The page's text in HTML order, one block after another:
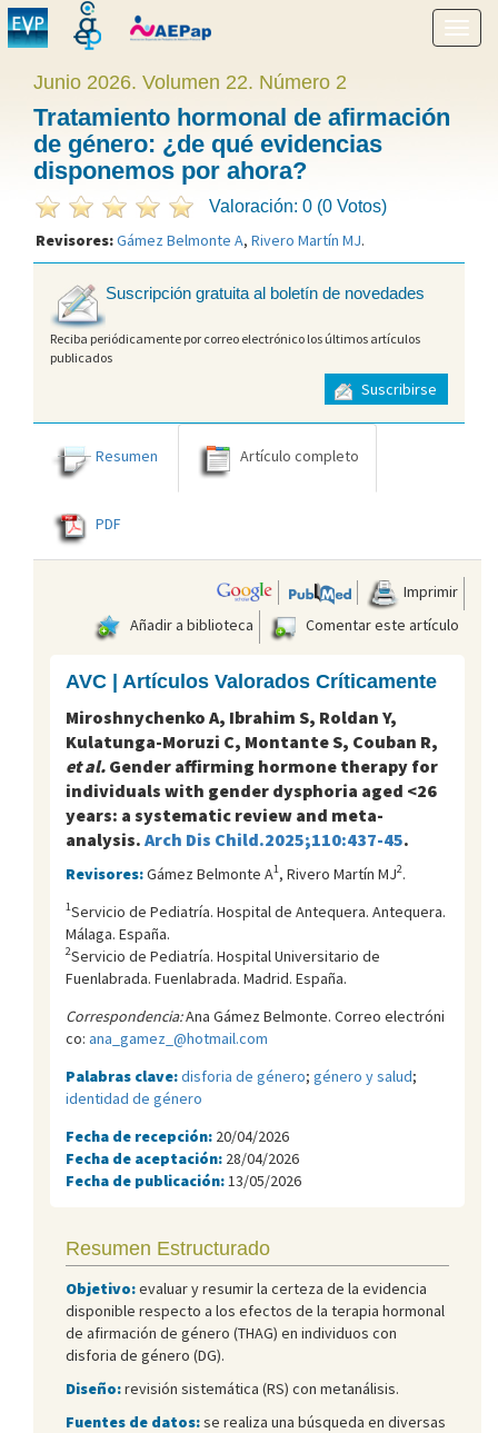
menú
Junio 2026. Volumen 22. Número 2
Tratamiento hormonal de afirmación
de género: ¿de qué evidencias
disponemos por ahora?
Valoración: 0 (0 Votos)
Revisores:Gámez Belmonte A, Rivero Martín MJ.
Suscripción gratuita al boletín de novedades
Reciba periódicamente por correo electrónico los últimos artículos
publicados
Suscribirse
Resumen Artículo completo
PDF
Imprimir
Añadir a biblioteca
Comentar este artículo
AVC | Artículos Valorados Críticamente
Miroshnychenko A, Ibrahim S, Roldan Y,
Kulatunga-Moruzi C, Montante S, Couban R,
et al. Gender affirming hormone therapy for
individuals with gender dysphoria aged <26
years: a systematic review and meta-
analysis. Arch Dis Child.2025;110:437-45.
Revisores:Gámez Belmonte A1, Rivero Martín MJ2.
1Servicio de Pediatría. Hospital de Antequera. Antequera.
Málaga. España.
2Servicio de Pediatría. Hospital Universitario de
Fuenlabrada. Fuenlabrada. Madrid. España.
Correspondencia:Ana Gámez Belmonte. Correo electróni
co: ana_gamez_@hotmail.com
Palabras clave:disforia de género; género y salud;
identidad de género
Fecha de recepción: 20/04/2026
Fecha de aceptación: 28/04/2026
Fecha de publicación: 13/05/2026
Resumen Estructurado
Objetivo:evaluar y resumir la certeza de la evidencia
disponible respecto a los efectos de la terapia hormonal
de afirmación de género (THAG) en individuos con
disforia de género (DG).
Diseño:revisión sistemática (RS) con metanálisis.
Fuentes de datos:se realiza una búsqueda en diversas